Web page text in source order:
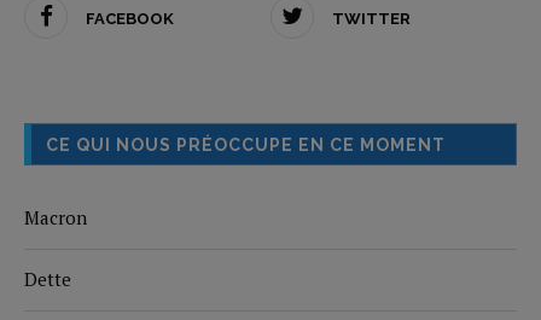
FACEBOOK TWITTER
CE QUI NOUS PRÉOCCUPE EN CE MOMENT
Macron
Dette